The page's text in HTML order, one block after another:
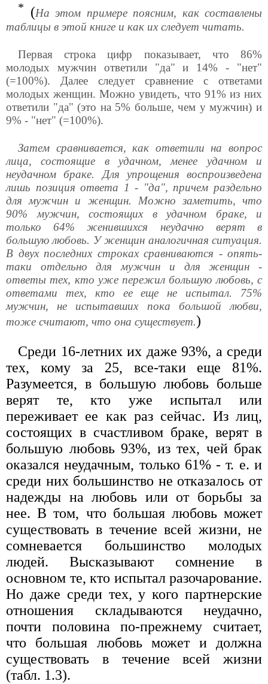
* (На этом примере поясним, как составлены
таблицы в этой книге и как их следует читать.
Первая строка цифр показывает, что 86%
молодых мужчин ответили "да" и 14% - "нет"
(=100%). Далее следует сравнение с ответами
молодых женщин. Можно увидеть, что 91% из них
ответили "да" (это на 5% больше, чем у мужчин) и
9% - "нет" (=100%).
Затем сравнивается, как ответили на вопрос
лица, состоящие в удачном, менее удачном и
неудачном браке. Для упрощения воспроизведена
лишь позиция ответа 1 - "да", причем раздельно
для мужчин и женщин. Можно заметить, что
90% мужчин, состоящих в удачном браке, и
только 64% женившихся неудачно верят в
большую любовь. У женщин аналогичная ситуация.
В двух последних строках сравниваются - опять-
таки отдельно для мужчин и для женщин -
ответы тех, кто уже пережил большую любовь, с
ответами тех, кто ее еще не испытал. 75%
мужчин, не испытавших пока большой любви,
тоже считают, что она существует.)
Среди 16-летних их даже 93%, а среди
тех, кому за 25, все-таки еще 81%.
Разумеется, в большую любовь больше
верят те, кто уже испытал или
переживает ее как раз сейчас. Из лиц,
состоящих в счастливом браке, верят в
большую любовь 93%, из тех, чей брак
оказался неудачным, только 61% - т. е. и
среди них большинство не отказалось от
надежды на любовь или от борьбы за
нее. В том, что большая любовь может
существовать в течение всей жизни, не
сомневается большинство молодых
людей. Высказывают сомнение в
основном те, кто испытал разочарование.
Но даже среди тех, у кого партнерские
отношения складываются неудачно,
почти половина по-прежнему считает,
что большая любовь может и должна
существовать в течение всей жизни
(табл. 1.3).